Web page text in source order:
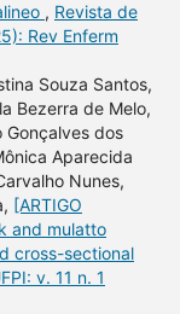
, Revista de
Rev Enferm
Souza Santos,
Bezerra de Melo,
Gonçalves dos
Aparecida
Nunes,
[ARTIGO
and mulatto
cross-sectional
v. 11 n. 1